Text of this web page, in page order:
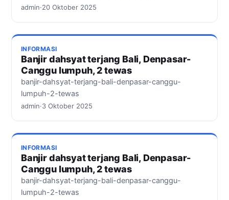
admin·20 Oktober 2025
INFORMASI
Banjir dahsyat terjang Bali, Denpasar-
Canggu lumpuh, 2 tewas
banjir-dahsyat-terjang-bali-denpasar-canggu-
lumpuh-2-tewas
admin·3 Oktober 2025
INFORMASI
Banjir dahsyat terjang Bali, Denpasar-
Canggu lumpuh, 2 tewas
banjir-dahsyat-terjang-bali-denpasar-canggu-
lumpuh-2-tewas